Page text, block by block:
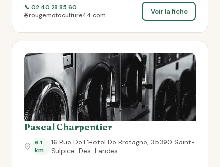
📞 02 40 28 85 60
🌐 rougemotoculture44.com
Voir la fiche
Pascal Charpentier
6.1
km
16 Rue De L'Hotel De Bretagne, 35390 Saint-
Sulpice-Des-Landes